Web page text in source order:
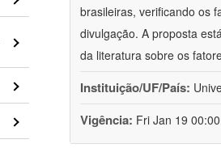
brasileiras, verificando os
divulgação. A proposta
da literatura sobre os
Instituição/UF/País:
Vigência: Fri Jan 19